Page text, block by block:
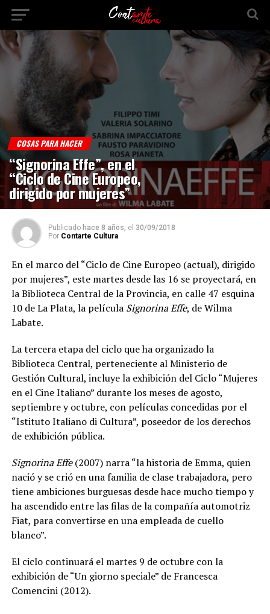
COSAS PARA HACER
“Signorina Effe”, en el
“Ciclo de Cine Europeo,
dirigido por mujeres”
Publicado hace 8 años, el 30/09/2018
Por Contarte Cultura
En el marco del “Ciclo de Cine Europeo (actual), dirigido
por mujeres”, este martes desde las 16 se proyectará, en
la Biblioteca Central de la Provincia, en calle 47 esquina
10 de La Plata, la película Signorina Effe, de Wilma
Labate.
La tercera etapa del ciclo que ha organizado la
Biblioteca Central, perteneciente al Ministerio de
Gestión Cultural, incluye la exhibición del Ciclo “Mujeres
en el Cine Italiano” durante los meses de agosto,
septiembre y octubre, con películas concedidas por el
“Istituto Italiano di Cultura”, poseedor de los derechos
de exhibición pública.
Signorina Effe(2007) narra “la historia de Emma, quien
nació y se crió en una familia de clase trabajadora, pero
tiene ambiciones burguesas desde hace mucho tiempo y
ha ascendido entre las filas de la compañía automotriz
Fiat, para convertirse en una empleada de cuello
blanco”.
El ciclo continuará el martes 9 de octubre con la
exhibición de “Un giorno speciale” de Francesca
Comencini (2012).